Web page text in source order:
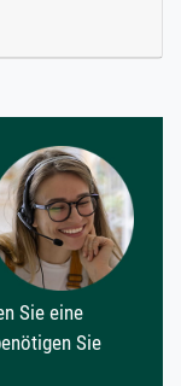
Sie eine
Sie